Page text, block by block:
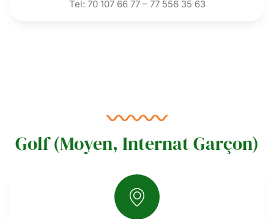
Tel: 70 107 66 77 – 77 556 35 63
Golf (Moyen, Internat Garçon)